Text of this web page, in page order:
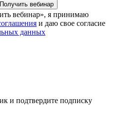
Получить вебинар
вебинар», я принимаю
и даю свое согласие
данных
и подтвердите подписку